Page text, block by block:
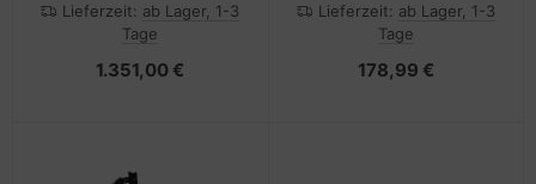
- Bildschirmgröße: up to
218 cm (up to 86")
Lieferzeit: ab Lager, 1-3
Tage
1.351,00 €
Display - Aluminium -
weiß - Bildschirmgröße:
Zoll)
Lieferzeit: ab Lager, 1-3
Tage
178,99 €